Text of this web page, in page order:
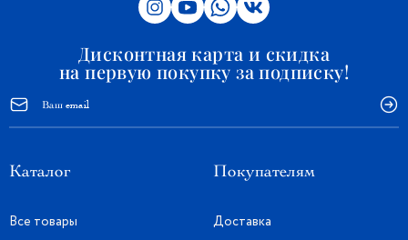
Дисконтная карта и скидка
на первую покупку за подписку!
Каталог
Все товары
Покупателям
Доставка